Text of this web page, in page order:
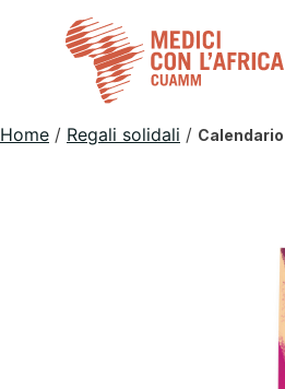
Home / Regali solidali /